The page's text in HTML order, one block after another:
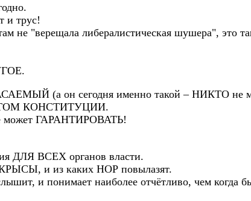
и трус!
не "верещала либералистическая шушера", это
(а он сегодня именно такой – НИКТО не
КОНСТИТУЦИИ.
может ГАРАНТИРОВАТЬ!
ДЛЯ ВСЕХ органов власти.
и из каких НОР повылазят.
и понимает наиболее отчётливо, чем когда